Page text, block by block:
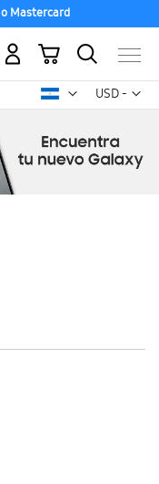
Mastercard
USD -
dólar
Mi carrito